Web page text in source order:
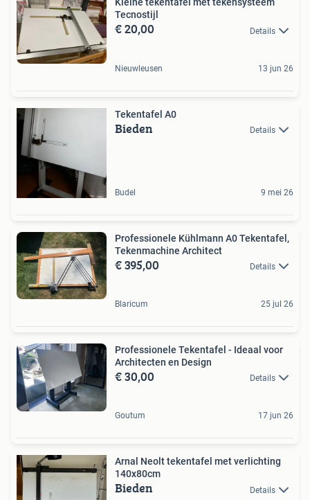
Kleine tekentafel met tekensysteem
Tecnostijl
€ 20,00 Details
Nieuwleusen 13 jun 26
Tekentafel A0
Bieden Details
Budel 9 mei 26
Professionele Kühlmann A0 Tekentafel,
Tekenmachine Architect
€ 395,00 Details
Blaricum 25 jul 26
Professionele Tekentafel - Ideaal voor
Architecten en Design
€ 30,00 Details
Goutum 17 jun 26
Arnal Neolt tekentafel met verlichting
140x80cm
Bieden Details